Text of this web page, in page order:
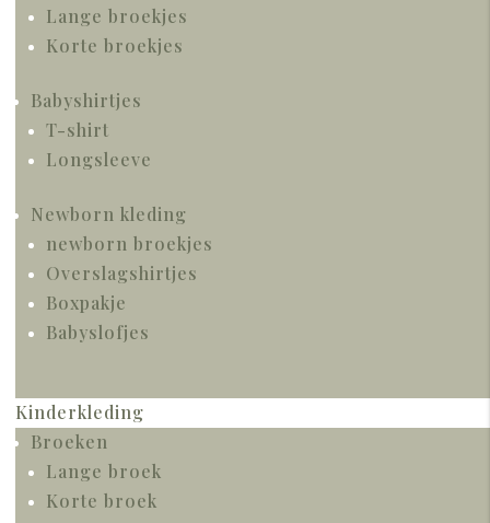
Lange broekjes
Korte broekjes
Babyshirtjes
T-shirt
Longsleeve
Newborn kleding
newborn broekjes
Overslagshirtjes
Boxpakje
Babyslofjes
Kinderkleding
Broeken
Lange broek
Korte broek